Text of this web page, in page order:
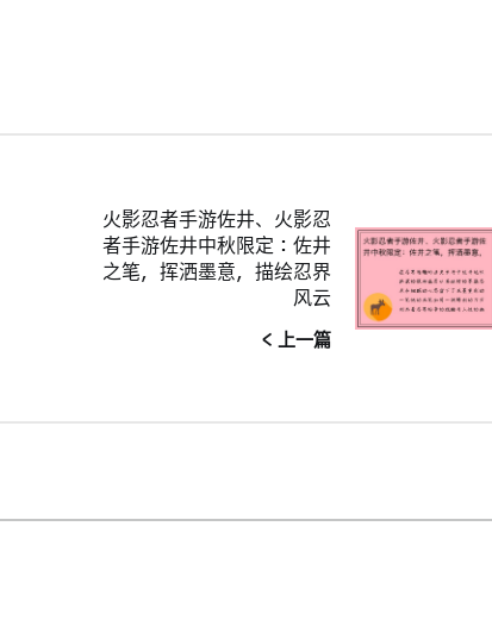
火影忍者手游佐井、火影忍
者手游佐井中秋限定：佐井
之笔，挥洒墨意，描绘忍界
风云
< 上一篇